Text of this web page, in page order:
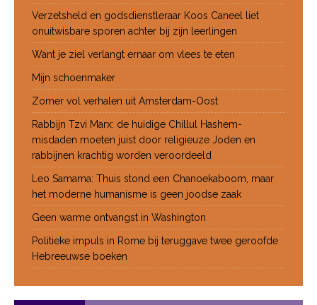
Verzetsheld en godsdienstleraar Koos Caneel liet
onuitwisbare sporen achter bij zijn leerlingen
Want je ziel verlangt ernaar om vlees te eten
Mijn schoenmaker
Zomer vol verhalen uit Amsterdam-Oost
Rabbijn Tzvi Marx: de huidige Chillul Hashem-
misdaden moeten juist door religieuze Joden en
rabbijnen krachtig worden veroordeeld
Leo Samama: Thuis stond een Chanoekaboom, maar
het moderne humanisme is geen joodse zaak
Geen warme ontvangst in Washington
Politieke impuls in Rome bij teruggave twee geroofde
Hebreeuwse boeken